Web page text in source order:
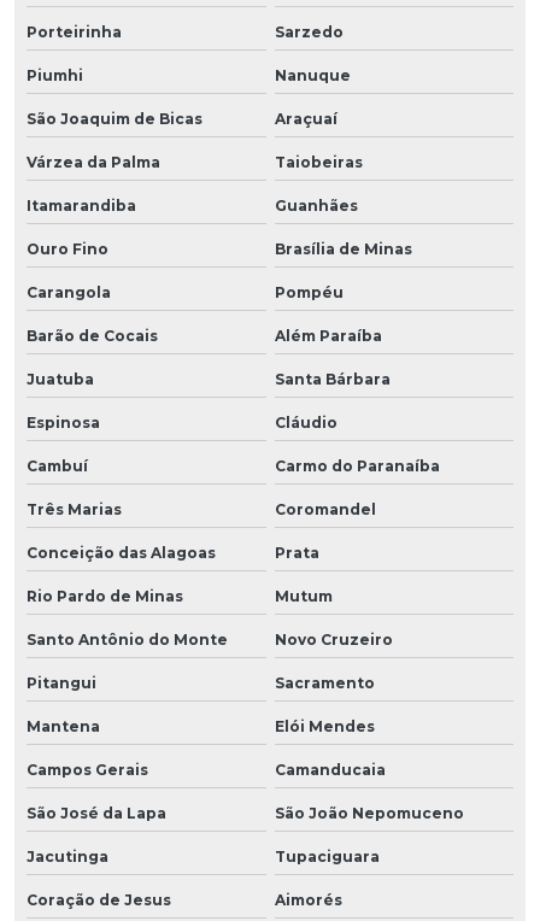
Porteirinha Sarzedo
Piumhi Nanuque
São Joaquim de Bicas Araçuaí
Várzea da Palma Taiobeiras
Itamarandiba Guanhães
Ouro Fino Brasília de Minas
Carangola Pompéu
Barão de Cocais Além Paraíba
Juatuba Santa Bárbara
Espinosa Cláudio
Cambuí Carmo do Paranaíba
Três Marias Coromandel
Conceição das Alagoas Prata
Rio Pardo de Minas Mutum
Santo Antônio do Monte Novo Cruzeiro
Pitangui Sacramento
Mantena Elói Mendes
Campos Gerais Camanducaia
São José da Lapa São João Nepomuceno
Jacutinga Tupaciguara
Coração de Jesus Aimorés